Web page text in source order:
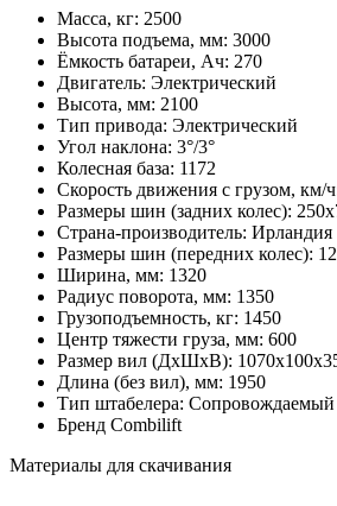
Масса, кг: 2500
Высота подъема, мм: 3000
Ёмкость батареи, Ач: 270
Двигатель: Электрический
Высота, мм: 2100
Тип привода: Электрический
Угол наклона: 3°/3°
Колесная база: 1172
Скорость движения с грузом, км/
Размеры шин (задних колес):
Страна-производитель: Ирландия
Размеры шин (передних колес):
Ширина, мм: 1320
Радиус поворота, мм: 1350
Грузоподъемность, кг: 1450
Центр тяжести груза, мм: 600
Размер вил (ДхШхВ):
Длина (без вил), мм: 1950
Тип штабелера: Cопровождаемый
Бренд Combilift
Материалы для скачивания